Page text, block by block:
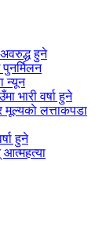
अवरुद्ध हुने
न्यून
भारी वर्षा हुने
मूल्यकाे लत्ताकपडा
हुने
आत्महत्या